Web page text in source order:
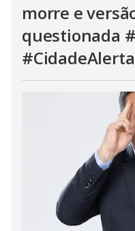
morre e
questionada
#CidadeAlerta